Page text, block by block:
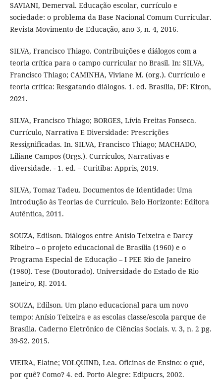
SAVIANI, Demerval. Educação escolar, currículo e
sociedade: o problema da Base Nacional Comum Curricular.
Revista Movimento de Educação, ano 3, n. 4, 2016.
SILVA, Francisco Thiago. Contribuições e diálogos com a
teoria crítica para o campo curricular no Brasil. In: SILVA,
Francisco Thiago; CAMINHA, Viviane M. (org.). Currículo e
teoria crítica: Resgatando diálogos. 1. ed. Brasília, DF: Kiron,
2021.
SILVA, Francisco Thiago; BORGES, Lívia Freitas Fonseca.
Currículo, Narrativa E Diversidade: Prescrições
Ressignificadas. In. SILVA, Francisco Thiago; MACHADO,
Liliane Campos (Orgs.). Currículos, Narrativas e
diversidade. - 1. ed. – Curitiba: Appris, 2019.
SILVA, Tomaz Tadeu. Documentos de Identidade: Uma
Introdução às Teorias de Currículo. Belo Horizonte: Editora
Autêntica, 2011.
SOUZA, Edilson. Diálogos entre Anísio Teixeira e Darcy
Ribeiro – o projeto educacional de Brasília (1960) e o
Programa Especial de Educação – I PEE Rio de Janeiro
(1980). Tese (Doutorado). Universidade do Estado de Rio
Janeiro, RJ. 2014.
SOUZA, Edilson. Um plano educacional para um novo
tempo: Anísio Teixeira e as escolas classe/escola parque de
Brasília. Caderno Eletrônico de Ciências Sociais. v. 3, n. 2 pg.
39-52. 2015.
VIEIRA, Elaine; VOLQUIND, Lea. Oficinas de Ensino: o quê,
por quê? Como? 4. ed. Porto Alegre: Edipucrs, 2002.